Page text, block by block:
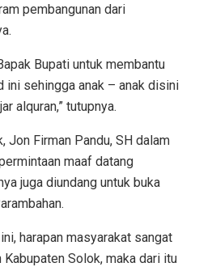
pembangunan dari
Bupati untuk membantu
ini sehingga anak – anak disini
alquran,” tutupnya.
Jon Firman Pandu, SH dalam
maaf datang
juga diundang untuk buka
harapan masyarakat sangat
Solok, maka dari itu